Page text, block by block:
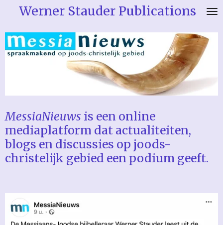
naar
de
hoofdinhoud
Werner Stauder Publications
MessiaNieuws is een online
mediaplatform dat actualiteiten,
blogs en discussies op joods-
christelijk gebied een podium geeft.